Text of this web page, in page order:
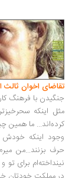
اخوان ثالث از رهبر
با فرهنگ کار عبثی
اینکه سحرخیزتر از
ما همین چیزها را
اینکه خودش گرجی
بزنند...من میرم رو
برای تو و